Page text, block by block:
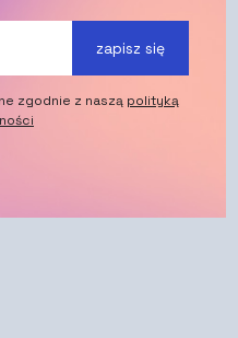
zapisz się
zgodnie z naszą polityką